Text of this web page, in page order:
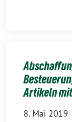
Artikeln
8. Mai 2019